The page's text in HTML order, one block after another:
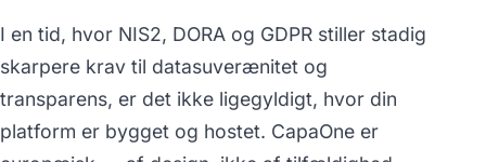
I en tid, hvor NIS2, DORA og GDPR stiller stadig
skarpere krav til datasuverænitet og
transparens, er det ikke ligegyldigt, hvor din
platform er bygget og hostet. CapaOne er